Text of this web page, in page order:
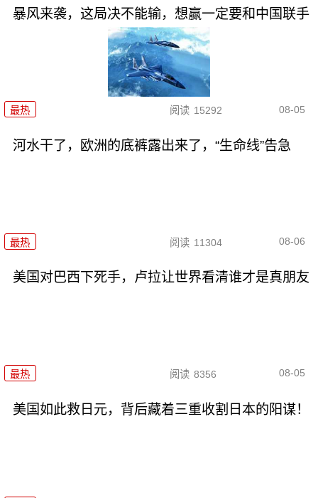
暴风来袭，这局决不能输，想赢一定要和中国联手
最热 阅读 15292 08-05
河水干了，欧洲的底裤露出来了，“生命线”告急
最热 阅读 11304 08-06
美国对巴西下死手，卢拉让世界看清谁才是真朋友
最热 阅读 8356 08-05
美国如此救日元，背后藏着三重收割日本的阳谋！